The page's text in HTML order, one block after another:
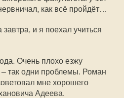
как всё пройдёт…
и я поехал учиться
Очень плохо езжу
– так одни проблемы. Роман
мне хорошего
Адеева.